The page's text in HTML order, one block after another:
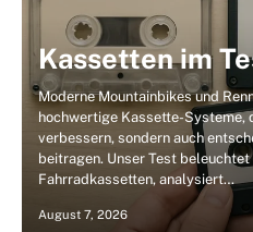
Kassetten im
Moderne Mountainbikes und
hochwertige Kassette-Systeme,
verbessern, sondern auch
beitragen. Unser Test
Fahrradkassetten, analysiert…
August 7, 2026